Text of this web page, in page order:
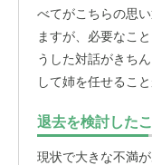
べてがこちらの思
ますが、必要なこ
うした対話がきち
して姉を任せるこ
た。今は自宅から
った曜日に面会に
退去を検討した
現状で大きな不満